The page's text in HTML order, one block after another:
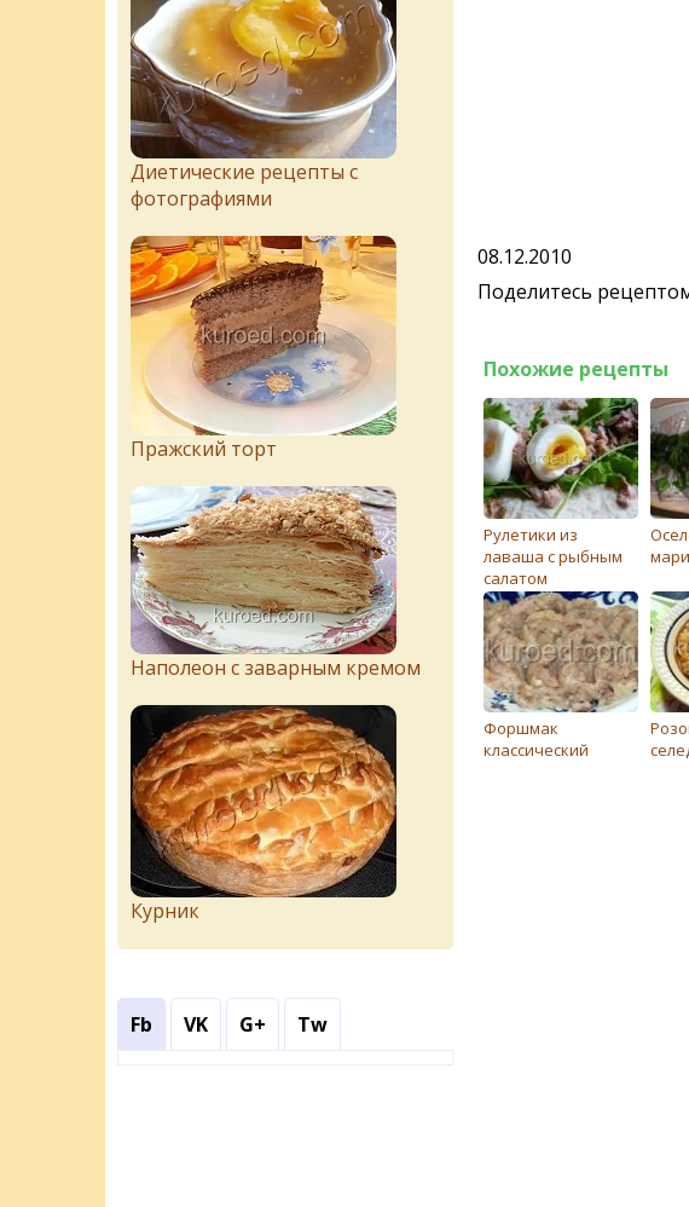
08.12.2010
Поделитесь
Похожие рецепты
Рулетики из
лаваша с рыбным
салатом
Форшмак
классический
Диетические рецепты с
фотографиями
Пражский торт
Наполеон с заварным кремом
Курник
Fb VK G+ Tw